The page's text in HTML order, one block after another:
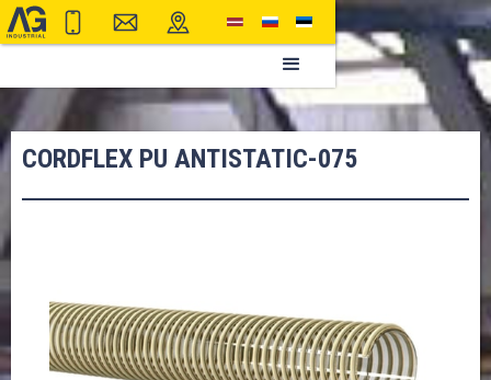
CORDFLEX PU ANTISTATIC-075